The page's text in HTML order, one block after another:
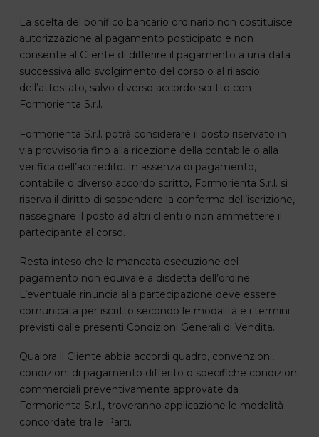
La scelta del bonifico bancario ordinario non costituisce
autorizzazione al pagamento posticipato e non
consente al Cliente di differire il pagamento a una data
successiva allo svolgimento del corso o al rilascio
dell’attestato, salvo diverso accordo scritto con
Formorienta S.r.l.
Formorienta S.r.l. potrà considerare il posto riservato in
via provvisoria fino alla ricezione della contabile o alla
verifica dell’accredito. In assenza di pagamento,
contabile o diverso accordo scritto, Formorienta S.r.l. si
riserva il diritto di sospendere la conferma dell’iscrizione,
riassegnare il posto ad altri clienti o non ammettere il
partecipante al corso.
Resta inteso che la mancata esecuzione del
pagamento non equivale a disdetta dell’ordine.
L’eventuale rinuncia alla partecipazione deve essere
comunicata per iscritto secondo le modalità e i termini
previsti dalle presenti Condizioni Generali di Vendita.
Qualora il Cliente abbia accordi quadro, convenzioni,
condizioni di pagamento differito o specifiche condizioni
commerciali preventivamente approvate da
Formorienta S.r.l., troveranno applicazione le modalità
concordate tra le Parti.